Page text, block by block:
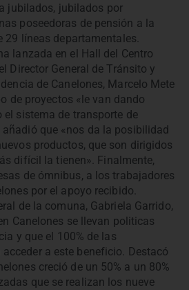
jubilados, jubilados por
poseedoras de pensión a la
29 líneas departamentales.
lanzada en el Hall del Centro
Director General de Tránsito y
de Canelones, Marcelo Mete
de proyectos «le van dando
sistema de transporte de
añadió que «nos da la posibilidad
productos, que son dirigidos
difícil la tienen». Finalmente,
de ómnibus, a los trabajadores
por el apoyo recibido.
de la comuna, Gabriela Garrido,
Canelones se llevan politicas
y que el 100% de las
a este beneficio. Destacó
creció de un 50% a un 80%
que se realizan los nueve